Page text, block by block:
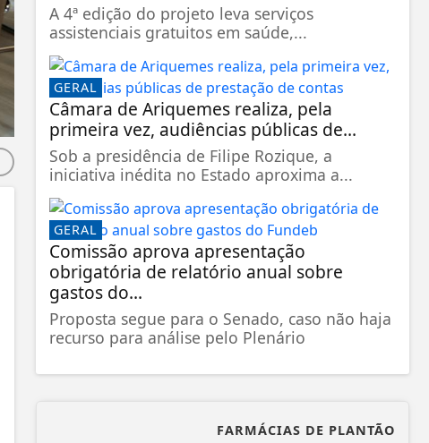
A 4ª edição do projeto leva serviços
assistenciais gratuitos em saúde,...
GERAL
Câmara de Ariquemes realiza, pela
primeira vez, audiências públicas de...
Sob a presidência de Filipe Rozique, a
iniciativa inédita no Estado aproxima a...
GERAL
Comissão aprova apresentação
obrigatória de relatório anual sobre
gastos do...
Proposta segue para o Senado, caso não haja
recurso para análise pelo Plenário
FARMÁCIAS DE PLANTÃO